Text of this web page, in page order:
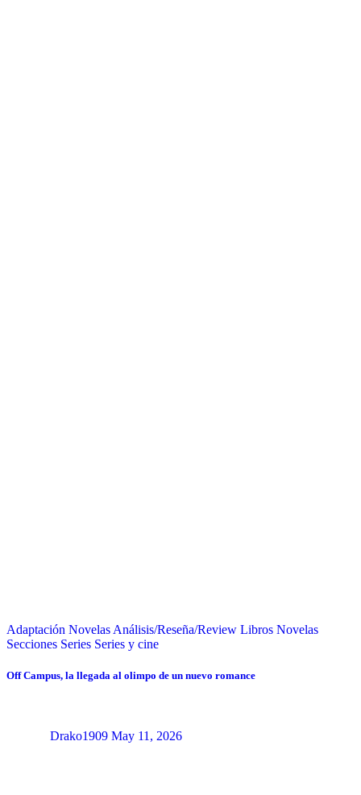
Adaptación Novelas Análisis/Reseña/Review Libros Novelas
Secciones Series Series y cine
Off Campus, la llegada al olimpo de un nuevo romance
Drako1909 May 11, 2026